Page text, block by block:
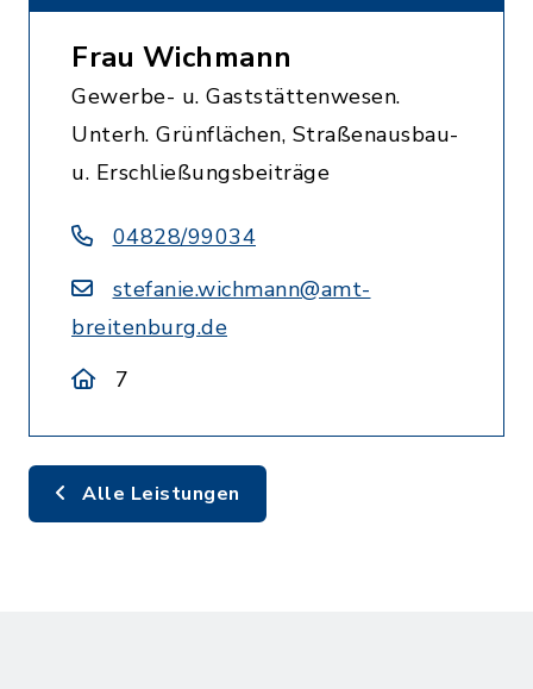
Frau Wichmann
Gewerbe- u. Gaststättenwesen.
Unterh. Grünflächen, Straßenausbau-
u. Erschließungsbeiträge
04828/99034
stefanie.wichmann@amt-
breitenburg.de
7
Alle Leistungen